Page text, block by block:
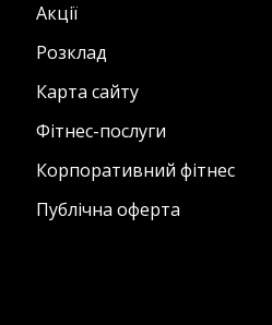
Акції
Розклад
Карта сайту
Фітнес-послуги
Корпоративний фітнес
Публічна оферта